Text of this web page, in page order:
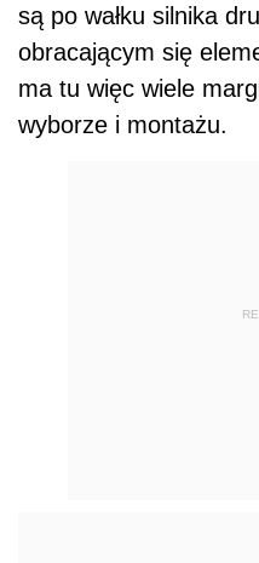
są po wałku silnika
obracającym się
ma tu więc wiele
wyborze i montażu.